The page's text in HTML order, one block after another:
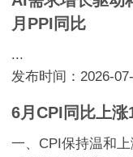
月PPI同比
...
发布时间：2026-
6月CPI同比上
一、CPI保持温和